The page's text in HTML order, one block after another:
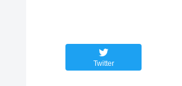
Twitter